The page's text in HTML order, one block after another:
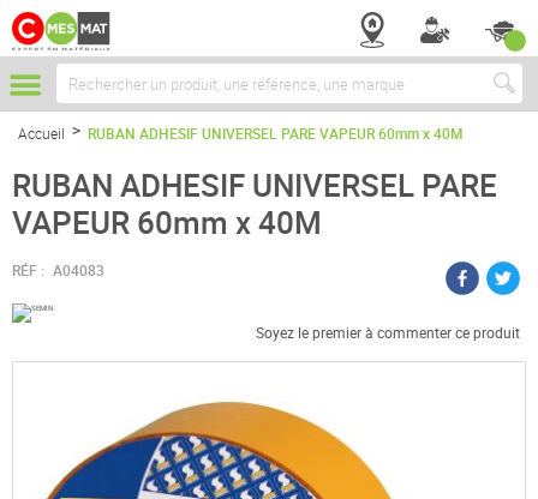
Chercher
Accueil RUBAN ADHESIF UNIVERSEL PARE VAPEUR 60mm x 40M
RUBAN ADHESIF UNIVERSEL PARE
VAPEUR 60mm x 40M
RÉF : A04083
Soyez le premier à commenter ce produit
Passer